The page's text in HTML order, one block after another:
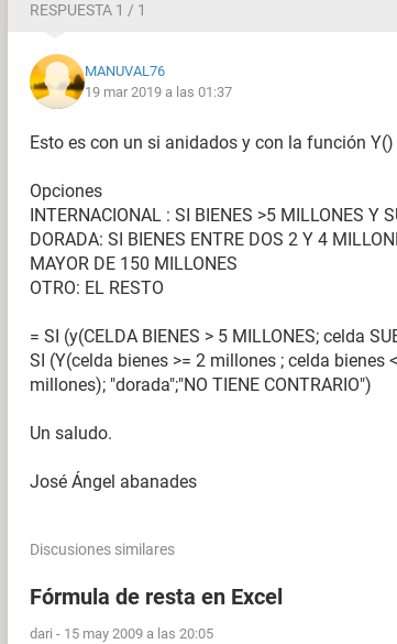
RESPUESTA 1 / 1
MANUVAL76
19 mar 2019 a las 01:37
Esto es con un si anidados y con la función Y()
Opciones
INTERNACIONAL : SI BIENES >5 MILLONES Y
DORADA: SI BIENES ENTRE DOS 2 Y 4
MAYOR DE 150 MILLONES
OTRO: EL RESTO
= SI (y(CELDA BIENES > 5 MILLONES; celda
SI (Y(celda bienes >= 2 millones ; celda bienes
millones); "dorada";"NO TIENE CONTRARIO")
Un saludo.
José Ángel abanades
Discusiones similares
Fórmula de resta en Excel
dari - 15 may 2009 a las 20:05